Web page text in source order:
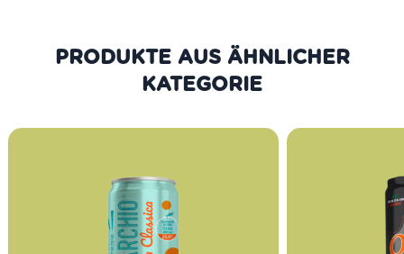
PRODUKTE AUS DER GLEICHEN
KATEGORIE